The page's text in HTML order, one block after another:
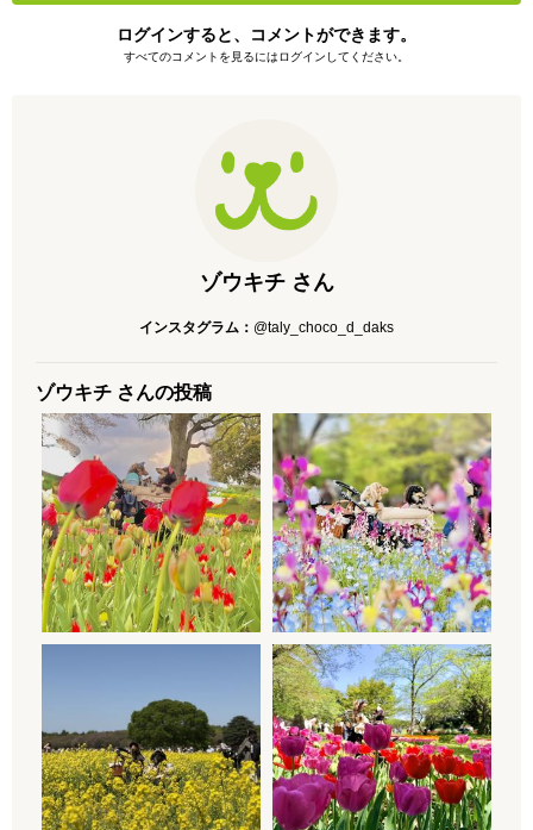
ログインすると、コメントができます。
すべてのコメントを見るにはログインしてください。
ゾウキチ さん
インスタグラム： @taly_choco_d_daks
ゾウキチ さんの投稿